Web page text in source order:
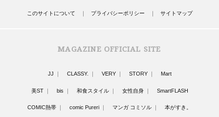
このサイトについて プライバシーポリシー サイトマップ
MAGAZINE OFFICIAL SITE
JJ CLASSY. VERY STORY Mart
美ST bis 和食スタイル 女性自身 SmartFLASH
COMIC熱帯 comic Pureri マンガ コミソル 本がすき。